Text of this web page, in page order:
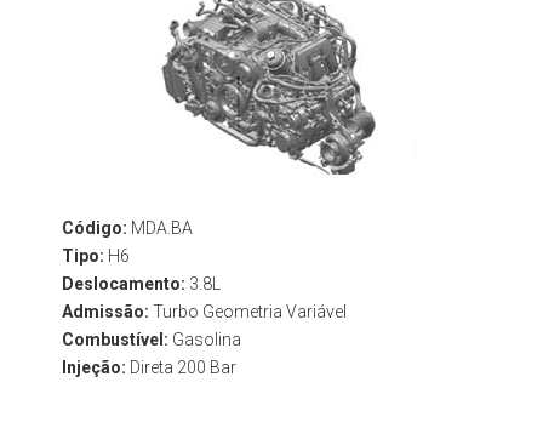
Código: MDA.BA
Tipo: H6
Deslocamento: 3.8L
Admissão: Turbo Geometria Variável
Combustível: Gasolina
Injeção: Direta 200 Bar